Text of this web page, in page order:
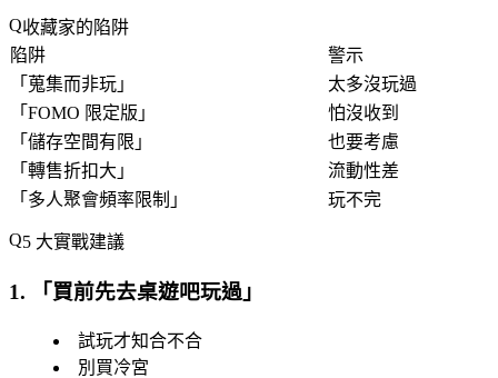
收藏家的陷阱
陷阱
警示
「 蒐集而非玩 」
太多沒玩過
「 FOMO 限定版 」
怕沒收到
「 儲存空間有限 」
也要考慮
「 轉售折扣大 」
流動性差
「 多人聚會頻率限制 」 玩不完
5 大實戰建議
1. 「 買前先去桌遊吧玩過 」
試玩才知合不合
別買冷宮